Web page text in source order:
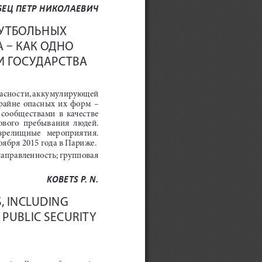
ПЕТР НИКОЛАЕВИЧ
– КАК ОДНО
ГОСУДАРСТВА
аккумулирующей
опасных  их  форм  –
в  качестве
пребывания  людей.
мероприятия.
2015 года в Париже.
; групповая
KOBETS P. N.
INCLUDING
SECURITY